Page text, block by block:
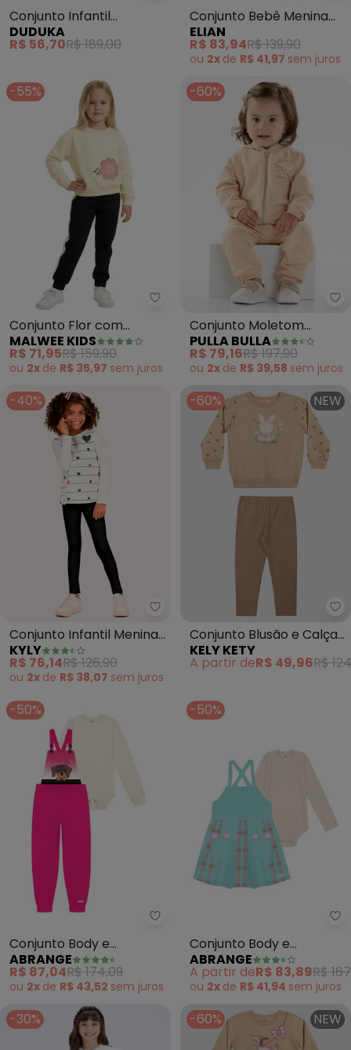
Conjunto Infantil
Moletom (Bege)
DUDUKA
R$ 56,70R$ 189,00
Conjunto Bebê Menina
Peluciado Ursinha (Bege)
ELIAN
R$ 83,94R$ 139,90
ou 2x de R$ 41,97 sem juros
-55%
Malwee Kids - Conjunto Flor
Conjunto Flor com
Bordado (Bege)
MALWEE KIDS
R$ 71,95R$ 159,90
ou 2x de R$ 35,97 sem juros
-60%
Conjunto Moletom
(Bege)
PULLA BULLA
R$ 79,16R$ 197,90
ou 2x de R$ 39,58 sem juros
-40%
Kyly - Conjunto Infantil Menina
Conjunto Infantil Menina
Corações (Bege)
KYLY
R$ 76,14R$ 126,90
ou 2x de R$ 38,07 sem juros
-60% NEW
Conjunto Blusão e Calça
Coelhinho (Bege)
KELY KETY
A partir deR$ 49,96R$
-50%
Abrange - Conjunto Body e
Conjunto Body e
Jardineira Dog (Bege)
ABRANGE
R$ 87,04R$ 174,09
ou 2x de R$ 43,52 sem juros
-50%
Conjunto Body e
Salopete (Bege)
ABRANGE
A partir deR$ 83,89R$
ou 2x de R$ 41,94 sem juros
-30% -60% NEW